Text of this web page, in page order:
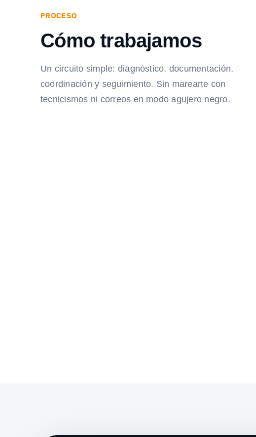
PROCESO
Cómo trabajamos
Un circuito simple: diagnóstico, documentación,
coordinación y seguimiento. Sin marearte con
tecnicismos ni correos en modo agujero negro.